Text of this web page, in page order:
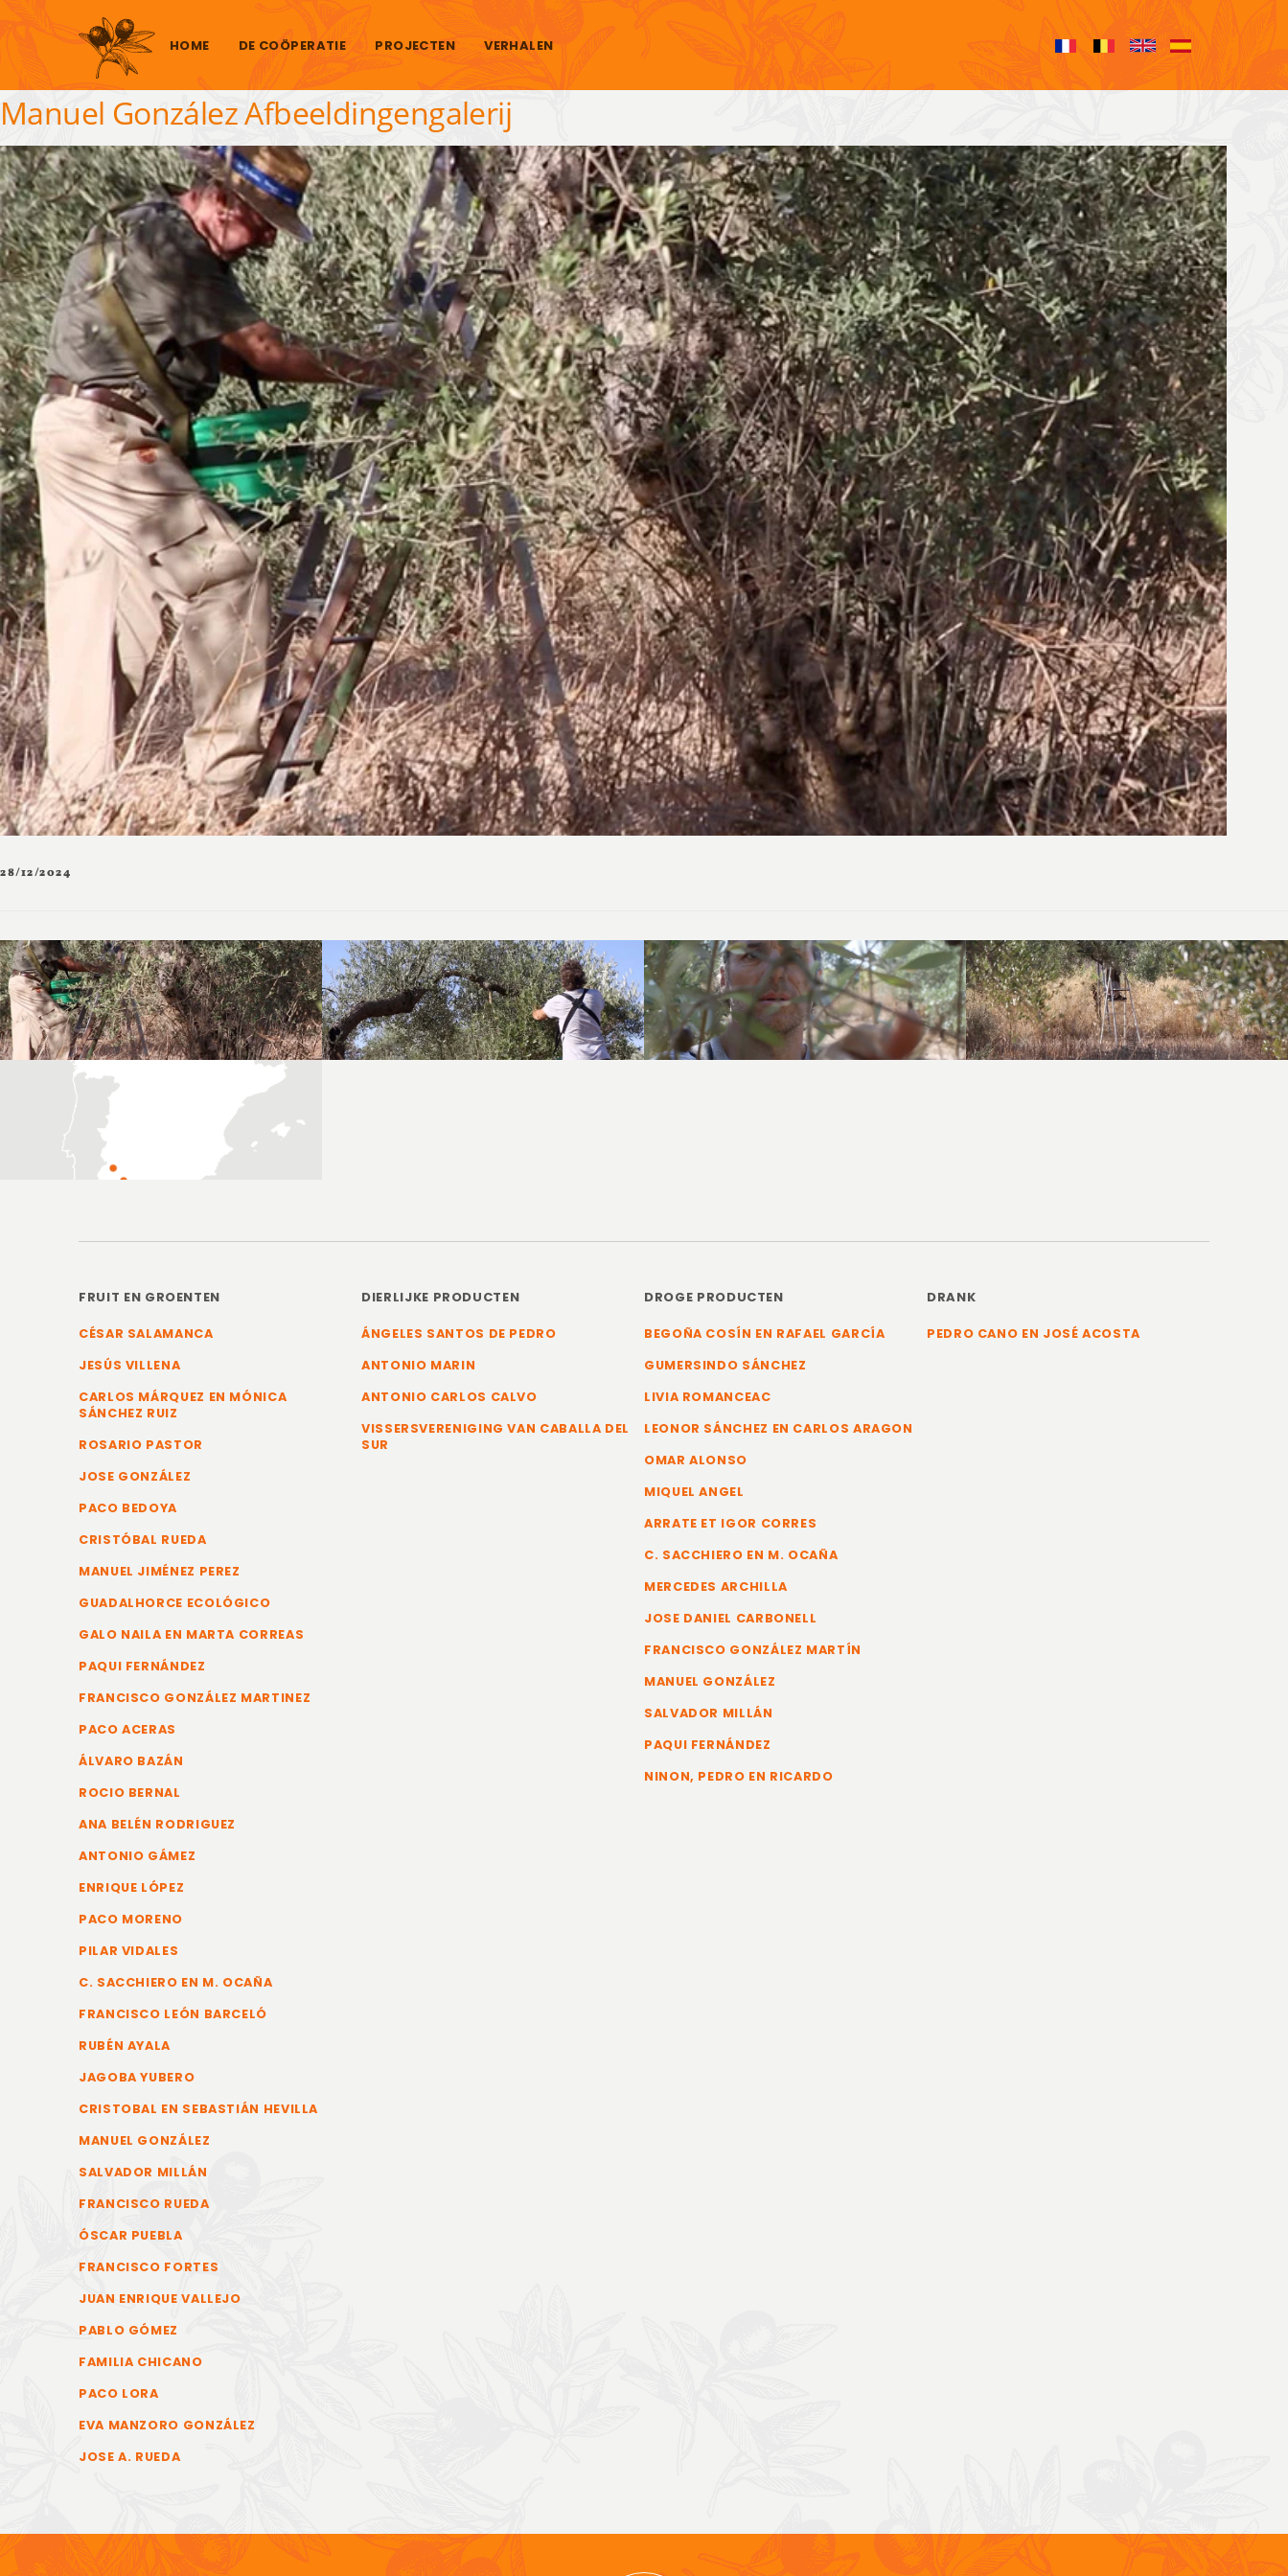
Skip to content
HOME DE COÖPERATIE PROJECTEN VERHALEN
Manuel González Afbeeldingengalerij
28/12/2024
FRUIT EN GROENTEN
CÉSAR SALAMANCA
JESÚS VILLENA
CARLOS MÁRQUEZ EN MÓNICA
SÁNCHEZ RUIZ
ROSARIO PASTOR
JOSE GONZÁLEZ
PACO BEDOYA
CRISTÓBAL RUEDA
MANUEL JIMÉNEZ PEREZ
GUADALHORCE ECOLÓGICO
GALO NAILA EN MARTA CORREAS
PAQUI FERNÁNDEZ
FRANCISCO GONZÁLEZ MARTINEZ
PACO ACERAS
ÁLVARO BAZÁN
ROCIO BERNAL
ANA BELÉN RODRIGUEZ
ANTONIO GÁMEZ
ENRIQUE LÓPEZ
PACO MORENO
PILAR VIDALES
C. SACCHIERO EN M. OCAÑA
FRANCISCO LEÓN BARCELÓ
RUBÉN AYALA
JAGOBA YUBERO
CRISTOBAL EN SEBASTIÁN HEVILLA
MANUEL GONZÁLEZ
SALVADOR MILLÁN
FRANCISCO RUEDA
ÓSCAR PUEBLA
FRANCISCO FORTES
JUAN ENRIQUE VALLEJO
PABLO GÓMEZ
FAMILIA CHICANO
PACO LORA
EVA MANZORO GONZÁLEZ
JOSE A. RUEDA
DIERLIJKE PRODUCTEN
ÁNGELES SANTOS DE PEDRO
ANTONIO MARIN
ANTONIO CARLOS CALVO
VISSERSVERENIGING VAN CABALLA DEL
SUR
DROGE PRODUCTEN
BEGOÑA COSÍN EN RAFAEL GARCÍA
GUMERSINDO SÁNCHEZ
LIVIA ROMANCEAC
LEONOR SÁNCHEZ EN CARLOS ARAGON
OMAR ALONSO
MIQUEL ANGEL
ARRATE ET IGOR CORRES
C. SACCHIERO EN M. OCAÑA
MERCEDES ARCHILLA
JOSE DANIEL CARBONELL
FRANCISCO GONZÁLEZ MARTÍN
MANUEL GONZÁLEZ
SALVADOR MILLÁN
PAQUI FERNÁNDEZ
NINON, PEDRO EN RICARDO
DRANK
PEDRO CANO EN JOSÉ ACOSTA